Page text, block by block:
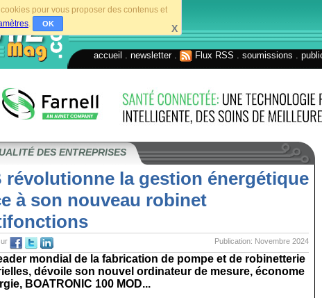
pour vous proposer des contenus et
. OK X
accueil newsletter. Flux RSS soumissions
DES ENTREPRISES
révolutionne la gestion énergétique
à son nouveau robinet
Publication: Novembre 2024
mondial de la fabrication de pompe et de robinetterie
dévoile son nouvel ordinateur de mesure, économe
BOATRONIC 100 MOD...